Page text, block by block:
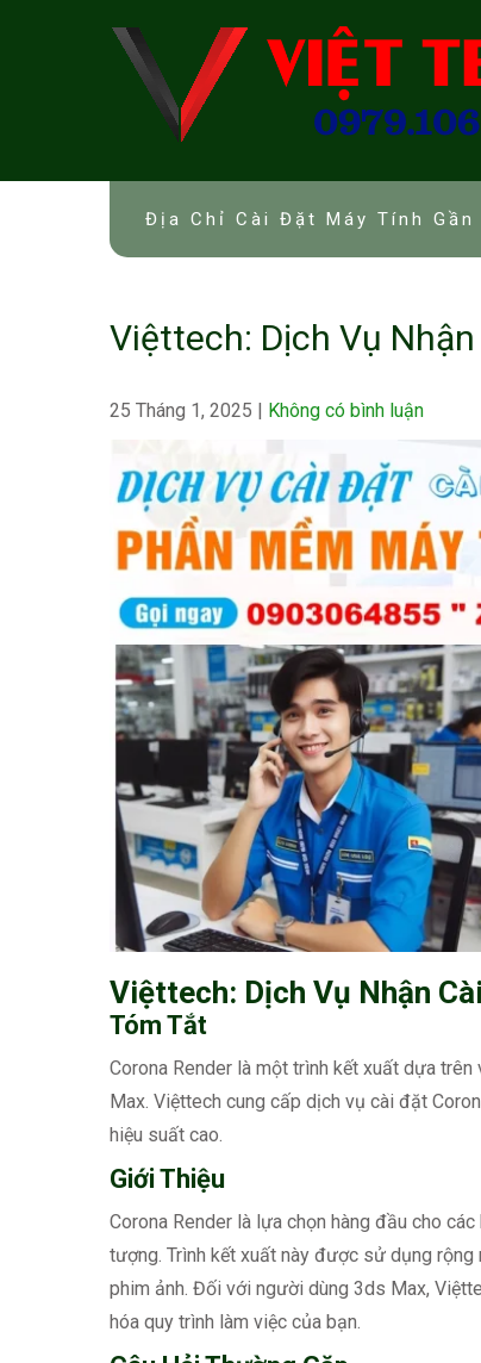
Địa Chỉ Cài Đặt Máy Tính Gần
Việttech: Dịch Vụ
25 Tháng 1, 2025 | Không có bình luận
Việttech: Dịch Vụ Nhận
Tóm Tắt
Corona Render là một trình kết xuất dựa
Max. Việttech cung cấp dịch vụ cài đặt
hiệu suất cao.
Giới Thiệu
Corona Render là lựa chọn hàng đầu cho
tượng. Trình kết xuất này được sử dụng
phim ảnh. Đối với người dùng 3ds Max,
hóa quy trình làm việc của bạn.